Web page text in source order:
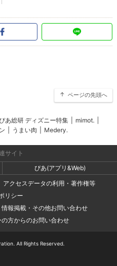
ページの先頭へ
あ総研 ディズニー特集 mimot.
うまい肉 Medery.
サイト
ぴあ(アプリ&Web)
アクセスデータの利用・著作権等
リシー
報掲載・その他お問い合わせ
方からのお問い合わせ
All Rights Reserved.